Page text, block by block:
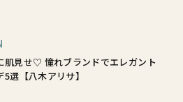
肌見せ♡ 憧れブランドでエレガント
5選【八木アリサ】